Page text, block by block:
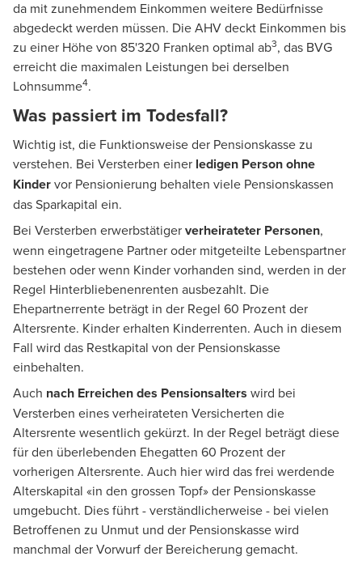
da mit zunehmendem Einkommen weitere Bedürfnisse
abgedeckt werden müssen. Die AHV deckt Einkommen bis
zu einer Höhe von 85'320 Franken optimal ab3, das BVG
erreicht die maximalen Leistungen bei derselben
Lohnsumme4.
Was passiert im Todesfall?
Wichtig ist, die Funktionsweise der Pensionskasse zu
verstehen. Bei Versterben einer ledigen Person ohne
Kindervor Pensionierung behalten viele Pensionskassen
das Sparkapital ein.
Bei Versterben erwerbstätigerverheirateter Personen,
wenn eingetragene Partner oder mitgeteilte Lebenspartner
bestehen oder wenn Kinder vorhanden sind, werden in der
Regel Hinterbliebenenrenten ausbezahlt. Die
Ehepartnerrente beträgt in der Regel 60 Prozent der
Altersrente. Kinder erhalten Kinderrenten. Auch in diesem
Fall wird das Restkapital von der Pensionskasse
einbehalten.
Auch nach Erreichen des Pensionsalters wird bei
Versterben eines verheirateten Versicherten die
Altersrente wesentlich gekürzt. In der Regel beträgt diese
für den überlebenden Ehegatten 60 Prozent der
vorherigen Altersrente. Auch hier wird das frei werdende
Alterskapital «in den grossen Topf» der Pensionskasse
umgebucht. Dies führt - verständlicherweise - bei vielen
Betroffenen zu Unmut und der Pensionskasse wird
manchmal der Vorwurf der Bereicherung gemacht.